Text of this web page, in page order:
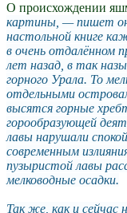
О происхождении
картины, — пишет он
настольной книге
в очень отдалённом
лет назад, в так
горного Урала. То
отдельными
высятся горные
горообразующей
лавы нарушали
современным
пузыристой лавы
мелководные осадки.
Так же, как и сейчас